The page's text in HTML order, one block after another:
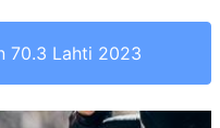
70.3 Lahti 2023